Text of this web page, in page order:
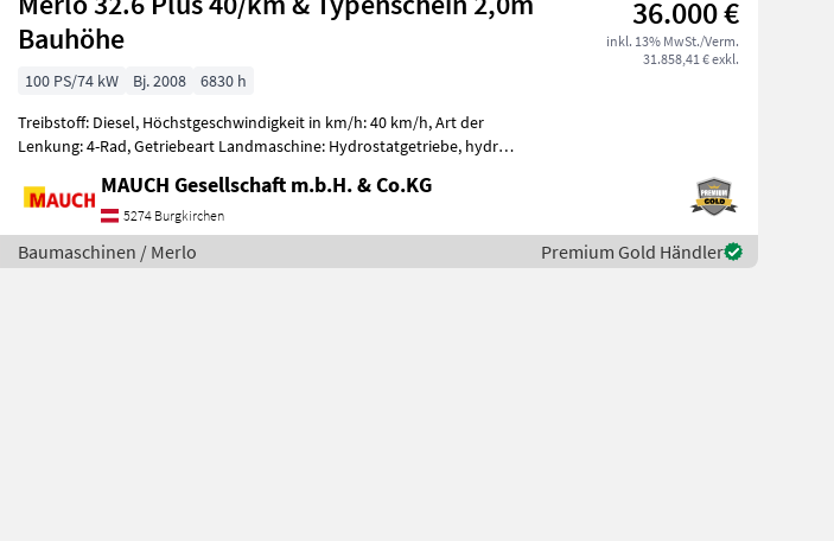
Bauhöhe
36.000 €
inkl. 13% MwSt./Verm.
31.858,41 € exkl.
100 PS/74 kW Bj. 2008
6830 h
Treibstoff: Diesel, Höchstgeschwindigkeit in km/h: 40 km/h, Art der
Lenkung: 4-Rad, Getriebeart Landmaschine: Hydrostatgetriebe, hydr.
MAUCH Gesellschaft m.b.H. & Co.KG
5274 Burgkirchen
Baumaschinen / Merlo Premium Gold Händler